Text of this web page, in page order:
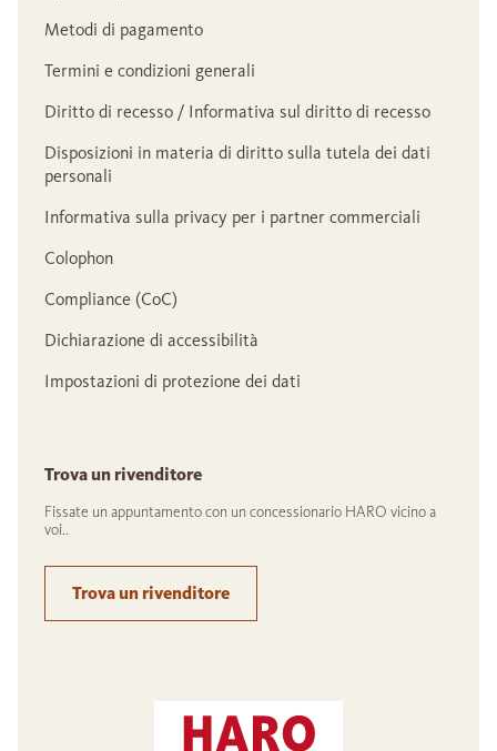
Metodi di pagamento
Termini e condizioni generali
Diritto di recesso / Informativa sul diritto di recesso
Disposizioni in materia di diritto sulla tutela dei dati
personali
Informativa sulla privacy per i partner commerciali
Colophon
Compliance (CoC)
Dichiarazione di accessibilità
Impostazioni di protezione dei dati
Trova un rivenditore
Fissate un appuntamento con un concessionario HARO vicino a
voi..
Trova un rivenditore